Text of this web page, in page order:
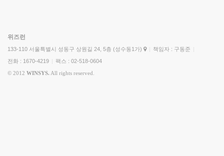
위즈런
133-110 서울특별시 성동구 상원길 24, 5층 (성수동1가) 책임자 : 구동준
전화 : 1670-4219
팩스 : 02-518-0604
© 2012 WINSYS. All rights reserved.